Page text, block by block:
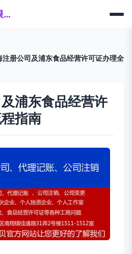
哈尔滨隆浩鑫商贸有限公司
注册公司及浦东食品经营许可证办理全
浦东食品经营许
指南